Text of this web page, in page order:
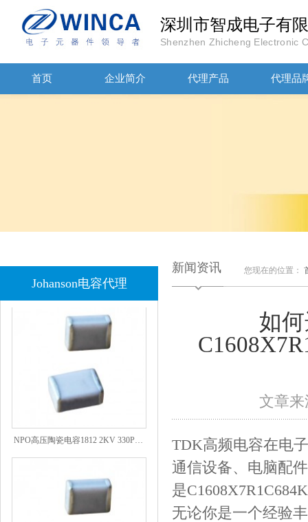
深圳市智成电子有
Shenzhen Zhicheng Electronic
首页 企业简介 代理产品 代理品
Johanson电容代理
1808 Y2 1NF安规贴片电容Johanson品牌 新闻资讯 您现在的位置：
如
文章
TDK高频电容在电
通信设备、电脑配
是
无论你是一个经验